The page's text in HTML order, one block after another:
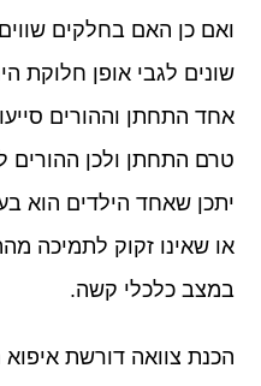
ואם כן האם בחלקים
שונים לגבי אופן חלוקת
אחד התחתן וההורים
טרם התחתן ולכן ההורים
יתכן שאחד הילדים הוא
או שאינו זקוק לתמיכה
במצב כלכלי קשה.
הכנת צוואה דורשת